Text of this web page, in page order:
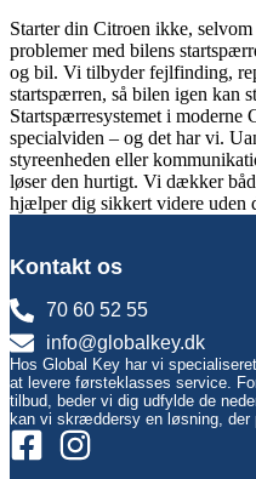
Starter din Citroen ikke,
problemer med bilens
og bil. Vi tilbyder fejlfinding,
startspærren, så bilen igen kan
Startspærresystemet i moderne
specialviden – og det har vi.
styreenheden eller
løser den hurtigt. Vi dækker
hjælper dig sikkert videre uden
Kontakt os
70 60 52 55
info@globalkey.dk
Hos Global Key har vi
at levere førsteklasses service.
tilbud, beder vi dig udfylde de
kan vi skræddersy en løsning,